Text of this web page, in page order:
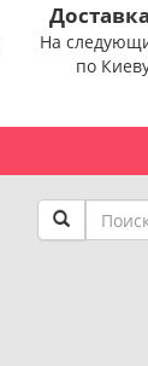
На
по